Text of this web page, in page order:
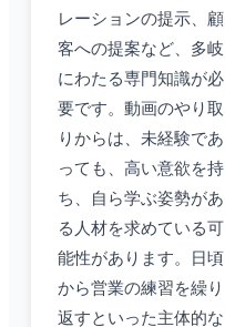
レーションの提示、顧
客への提案など、多岐
にわたる専門知識が必
要です。動画のやり取
りからは、未経験であ
っても、高い意欲を持
ち、自ら学ぶ姿勢があ
る人材を求めている可
能性があります。日頃
から営業の練習を繰り
返すといった主体的な